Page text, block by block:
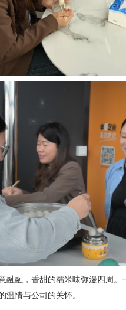
融融，香甜的糯米味弥漫四周
温情与公司的关怀。